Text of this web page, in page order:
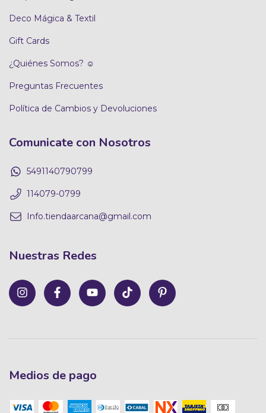
Deco Mágica & Textil
Gift Cards
¿Quiénes Somos? ☺
Preguntas Frecuentes
Política de Cambios y Devoluciones
Comunicate con Nosotros
5491140790799
114079-0799
Info.tiendaarcana@gmail.com
Nuestras Redes
Medios de pago